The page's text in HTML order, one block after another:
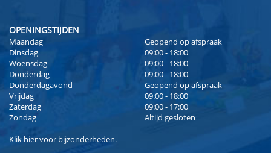
OPENINGSTIJDEN
Maandag
Geopend op afspraak
Dinsdag
09:00 - 18:00
Woensdag
09:00 - 18:00
Donderdag
09:00 - 18:00
Donderdagavond
Geopend op afspraak
Vrijdag
09:00 - 18:00
Zaterdag
09:00 - 17:00
Zondag
Altijd gesloten
Klik hiervoor bijzonderheden.